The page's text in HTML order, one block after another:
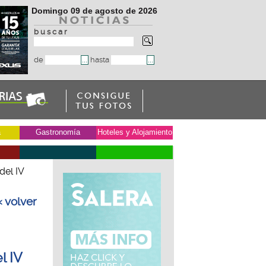
Domingo 09 de agosto de 2026
b u s c a r
de hasta
Gastronomía Hoteles y Alojamiento
IV
volver
IV